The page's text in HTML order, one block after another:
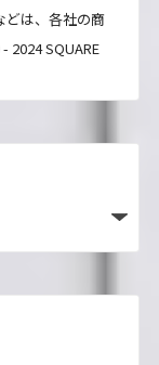
どは、各社の商
2024 SQUARE